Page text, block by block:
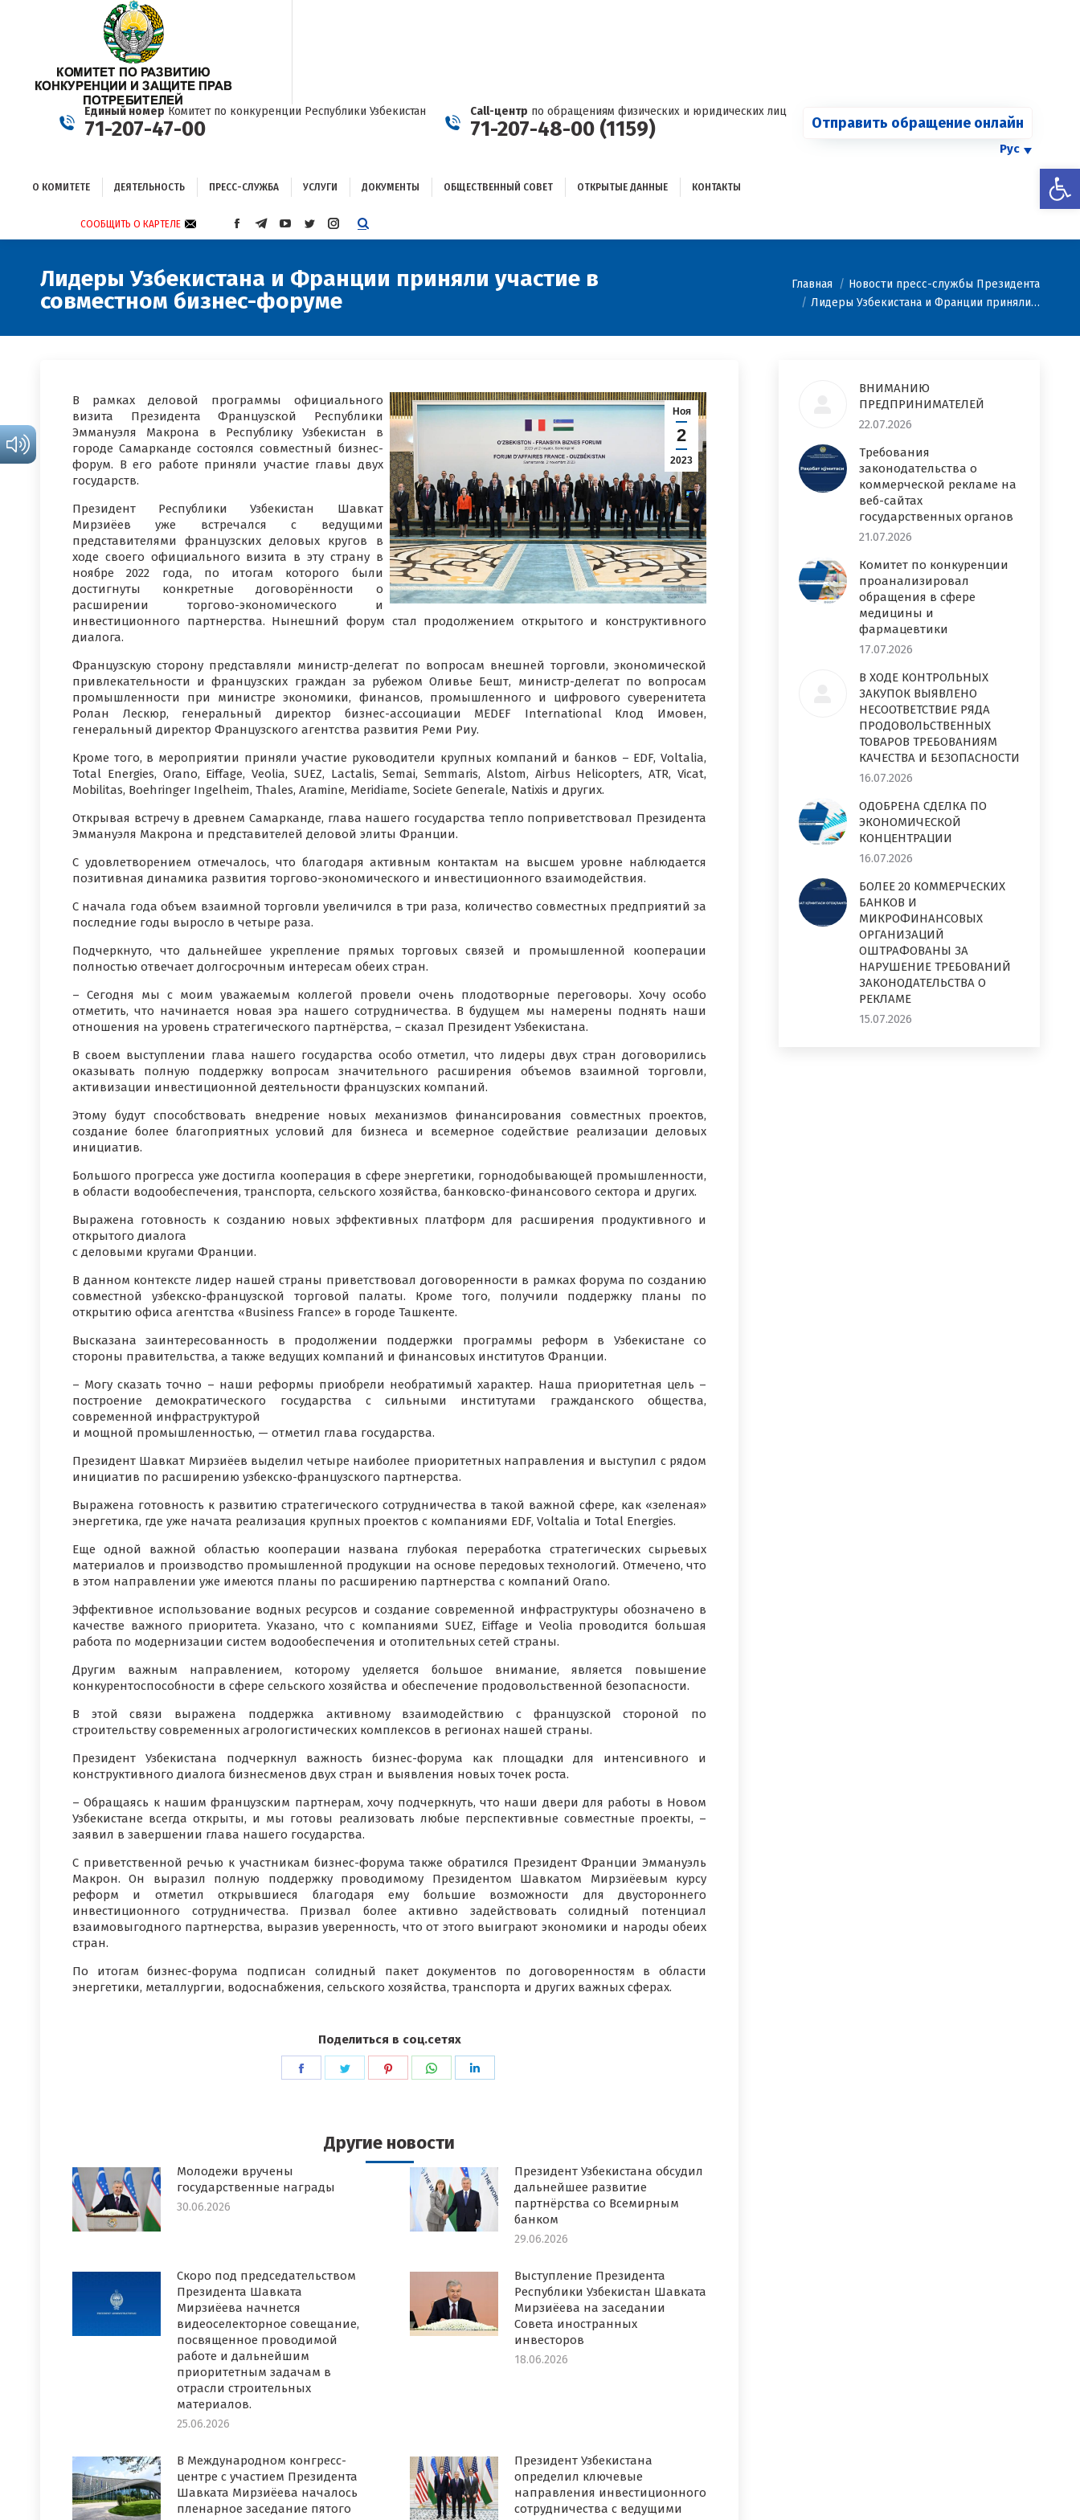
Единый номер Комитет по конкуренции Республики Узбекистан
71-207-47-00
Call-центр по обращениям физических и юридических лиц
71-207-48-00 (1159) Отправить обращение онлайн
Рус
О КОМИТЕТЕ ДЕЯТЕЛЬНОСТЬ ПРЕСС-СЛУЖБА УСЛУГИ ДОКУМЕНТЫ ОБЩЕСТВЕННЫЙ СОВЕТ ОТКРЫТЫЕ ДАННЫЕ КОНТАКТЫ
СООБЩИТЬ О КАРТЕЛЕ
СТРАНИЦА
В
НОВОМ
ОКНЕ
СТРАНИЦА
В
НОВОМ
ОКНЕ
СТРАНИЦА
В
НОВОМ
ОКНЕ
СТРАНИЦА
В
НОВОМ
ОКНЕ
СТРАНИЦА
В
НОВОМ
ОКНЕ
Лидеры Узбекистана и Франции приняли участие в
совместном бизнес-форуме
Главная
Новости пресс-службы Президента
Лидеры Узбекистана и Франции приняли…
Ноя
2
2023
В рамках деловой программы официального
визита Президента Французской Республики
Эммануэля Макрона в Республику Узбекистан в
городе Самарканде состоялся совместный бизнес-
форум. В его работе приняли участие главы двух
государств.
Президент Республики Узбекистан Шавкат
Мирзиёев уже встречался с ведущими
представителями французских деловых кругов в
ходе своего официального визита в эту страну в
ноябре 2022 года, по итогам которого были
достигнуты конкретные договорённости о
расширении торгово-экономического и
инвестиционного партнерства. Нынешний форум стал продолжением открытого и конструктивного
диалога.
Французскую сторону представляли министр-делегат по вопросам внешней торговли, экономической
привлекательности и французских граждан за рубежом Оливье Бешт, министр-делегат по вопросам
промышленности при министре экономики, финансов, промышленного и цифрового суверенитета
Ролан Лескюр, генеральный директор бизнес-ассоциации MEDEF International Клод Имовен,
генеральный директор Французского агентства развития Реми Риу.
Кроме того, в мероприятии приняли участие руководители крупных компаний и банков – EDF, Voltalia,
Total Energies, Orano, Eiffage, Veolia, SUEZ, Lactalis, Semai, Semmaris, Alstom, Airbus Helicopters, ATR, Vicat,
Mobilitas, Boehringer Ingelheim, Thales, Aramine, Meridiame, Societe Generale, Natixis и других.
Открывая встречу в древнем Самарканде, глава нашего государства тепло поприветствовал Президента
Эммануэля Макрона и представителей деловой элиты Франции.
С удовлетворением отмечалось, что благодаря активным контактам на высшем уровне наблюдается
позитивная динамика развития торгово-экономического и инвестиционного взаимодействия.
С начала года объем взаимной торговли увеличился в три раза, количество совместных предприятий за
последние годы выросло в четыре раза.
Подчеркнуто, что дальнейшее укрепление прямых торговых связей и промышленной кооперации
полностью отвечает долгосрочным интересам обеих стран.
– Сегодня мы с моим уважаемым коллегой провели очень плодотворные переговоры. Хочу особо
отметить, что начинается новая эра нашего сотрудничества. В будущем мы намерены поднять наши
отношения на уровень стратегического партнёрства, – сказал Президент Узбекистана.
В своем выступлении глава нашего государства особо отметил, что лидеры двух стран договорились
оказывать полную поддержку вопросам значительного расширения объемов взаимной торговли,
активизации инвестиционной деятельности французских компаний.
Этому будут способствовать внедрение новых механизмов финансирования совместных проектов,
создание более благоприятных условий для бизнеса и всемерное содействие реализации деловых
инициатив.
Большого прогресса уже достигла кооперация в сфере энергетики, горнодобывающей промышленности,
в области водообеспечения, транспорта, сельского хозяйства, банковско-финансового сектора и других.
Выражена готовность к созданию новых эффективных платформ для расширения продуктивного и
открытого диалога
с деловыми кругами Франции.
В данном контексте лидер нашей страны приветствовал договоренности в рамках форума по созданию
совместной узбекско-французской торговой палаты. Кроме того, получили поддержку планы по
открытию офиса агентства «Business France» в городе Ташкенте.
Высказана заинтересованность в продолжении поддержки программы реформ в Узбекистане со
стороны правительства, а также ведущих компаний и финансовых институтов Франции.
– Могу сказать точно – наши реформы приобрели необратимый характер. Наша приоритетная цель –
построение демократического государства с сильными институтами гражданского общества,
современной инфраструктурой
и мощной промышленностью, — отметил глава государства.
Президент Шавкат Мирзиёев выделил четыре наиболее приоритетных направления и выступил с рядом
инициатив по расширению узбекско-французского партнерства.
Выражена готовность к развитию стратегического сотрудничества в такой важной сфере, как «зеленая»
энергетика, где уже начата реализация крупных проектов с компаниями EDF, Voltalia и Total Energies.
Еще одной важной областью кооперации названа глубокая переработка стратегических сырьевых
материалов и производство промышленной продукции на основе передовых технологий. Отмечено, что
в этом направлении уже имеются планы по расширению партнерства с компаний Orano.
Эффективное использование водных ресурсов и создание современной инфраструктуры обозначено в
качестве важного приоритета. Указано, что с компаниями SUEZ, Eiffage и Veolia проводится большая
работа по модернизации систем водообеспечения и отопительных сетей страны.
Другим важным направлением, которому уделяется большое внимание, является повышение
конкурентоспособности в сфере сельского хозяйства и обеспечение продовольственной безопасности.
В этой связи выражена поддержка активному взаимодействию с французской стороной по
строительству современных агрологистических комплексов в регионах нашей страны.
Президент Узбекистана подчеркнул важность бизнес-форума как площадки для интенсивного и
конструктивного диалога бизнесменов двух стран и выявления новых точек роста.
– Обращаясь к нашим французским партнерам, хочу подчеркнуть, что наши двери для работы в Новом
Узбекистане всегда открыты, и мы готовы реализовать любые перспективные совместные проекты, –
заявил в завершении глава нашего государства.
С приветственной речью к участникам бизнес-форума также обратился Президент Франции Эммануэль
Макрон. Он выразил полную поддержку проводимому Президентом Шавкатом Мирзиёевым курсу
реформ и отметил открывшиеся благодаря ему большие возможности для двустороннего
инвестиционного сотрудничества. Призвал более активно задействовать солидный потенциал
взаимовыгодного партнерства, выразив уверенность, что от этого выиграют экономики и народы обеих
стран.
По итогам бизнес-форума подписан солидный пакет документов по договоренностям в области
энергетики, металлургии, водоснабжения, сельского хозяйства, транспорта и других важных сферах.
Поделиться в соц.сетях
ПоделитьсяПоделитьсяПоделитьсяПоделиться
Другие новости
Молодежи вручены
государственные награды
30.06.2026
Президент Узбекистана обсудил
дальнейшее развитие
партнёрства со Всемирным
банком
29.06.2026
Скоро под председательством
Президента Шавката
Мирзиёева начнется
видеоселекторное совещание,
посвященное проводимой
работе и дальнейшим
приоритетным задачам в
отрасли строительных
материалов.
25.06.2026
Выступление Президента
Республики Узбекистан Шавката
Мирзиёева на заседании
Совета иностранных
инвесторов
18.06.2026
В Международном конгресс-
центре с участием Президента
Шавката Мирзиёева началось
пленарное заседание пятого
Президент Узбекистана
определил ключевые
направления инвестиционного
сотрудничества с ведущими
ВНИМАНИЮ
ПРЕДПРИНИМАТЕЛЕЙ
22.07.2026
Требования
законодательства о
коммерческой рекламе на
веб-сайтах
государственных органов
21.07.2026
Комитет по конкуренции
проанализировал
обращения в сфере
медицины и
фармацевтики
17.07.2026
В ХОДЕ КОНТРОЛЬНЫХ
ЗАКУПОК ВЫЯВЛЕНО
НЕСООТВЕТСТВИЕ РЯДА
ПРОДОВОЛЬСТВЕННЫХ
ТОВАРОВ ТРЕБОВАНИЯМ
КАЧЕСТВА И БЕЗОПАСНОСТИ
16.07.2026
ОДОБРЕНА СДЕЛКА ПО
ЭКОНОМИЧЕСКОЙ
КОНЦЕНТРАЦИИ
16.07.2026
БОЛЕЕ 20 КОММЕРЧЕСКИХ
БАНКОВ И
МИКРОФИНАНСОВЫХ
ОРГАНИЗАЦИЙ
ОШТРАФОВАНЫ ЗА
НАРУШЕНИЕ ТРЕБОВАНИЙ
ЗАКОНОДАТЕЛЬСТВА О
РЕКЛАМЕ
15.07.2026
О КОМИТЕТЕ ДЕЯТЕЛЬНОСТЬ
окнеокнеокнеокне
новом